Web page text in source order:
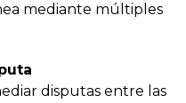
mediante múltiples
disputas entre las